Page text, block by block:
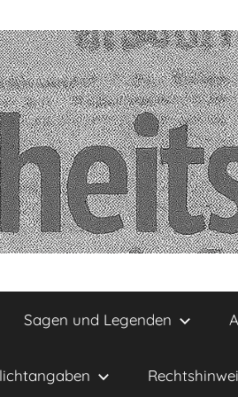
Sagen und Legenden